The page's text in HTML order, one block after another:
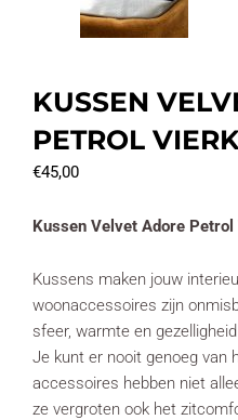
KUSSEN
PETROL
€45,00
Kussen Velvet Adore
Kussens maken jouw
woonaccessoires zijn
sfeer, warmte en
Je kunt er nooit genoeg van
accessoires hebben niet
ze vergroten ook het